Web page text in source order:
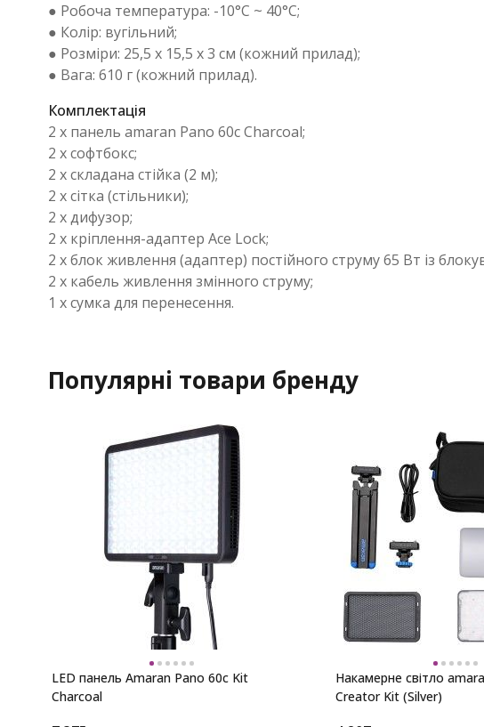
● Робоча температура: -10°C ~ 40°C;
● Колір: вугільний;
● Розміри: 25,5 x 15,5 x 3 см (кожний прилад);
● Вага: 610 г (кожний прилад).
Комплектація
2 x панель amaran Pano 60c Charcoal;
2 x софтбокс;
2 х складана стійка (2 м);
2 x сітка (стільники);
2 x дифузор;
2 x кріплення-адаптер Ace Lock;
2 x блок живлення (адаптер) постійного струму 65 Вт із
2 x кабель живлення змінного струму;
1 x сумка для перенесення.
Популярні товари бренду
LED панель Amaran Pano 60c Kit
Charcoal
Накамерне світло
Creator Kit (Silver)